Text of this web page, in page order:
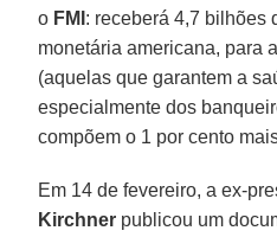
o FMI : receberá 4,7 bilhões
monetária americana, para
(aquelas que garantem a
especialmente dos
compõem o 1 por cento
Em 14 de fevereiro, a ex-
Kirchner publicou um